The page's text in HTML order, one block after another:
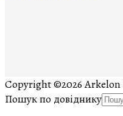
Copyright ©2026
Пошук по довіднику